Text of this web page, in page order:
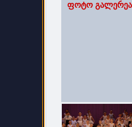
ფოტო გალერეა